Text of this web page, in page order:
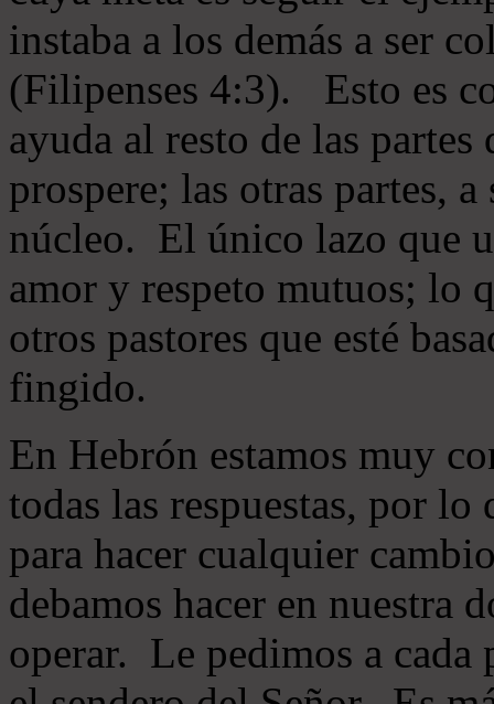
instaba a los demás a ser
(Filipenses 4:3). Esto es
ayuda al resto de las
prospere; las otras partes,
núcleo. El único lazo que
amor y respeto mutuos; lo
otros pastores que esté
fingido.
En Hebrón estamos muy
todas las respuestas, por
para hacer cualquier
debamos hacer en nuestra
operar. Le pedimos a cada